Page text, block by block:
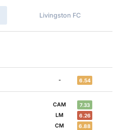
Livingston FC
- 6.54
CAM 7.33
LM 6.26
CM 6.88